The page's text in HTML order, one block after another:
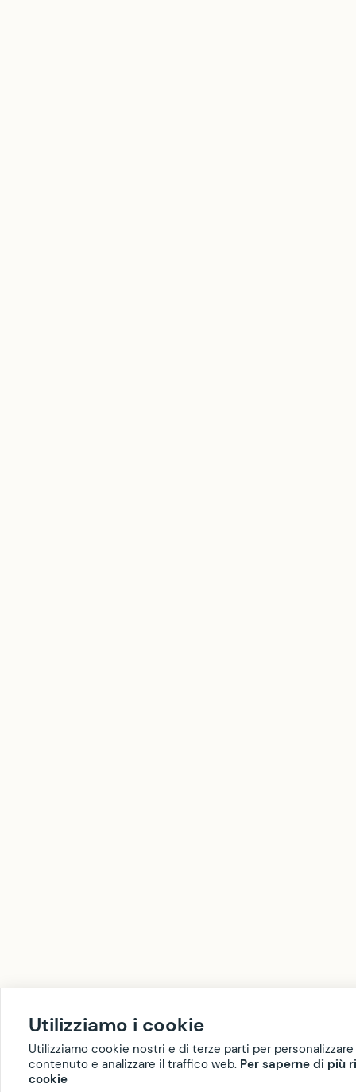
Utilizziamo i cookie
Utilizziamo cookie nostri e di terze parti per personalizzare
contenuto e analizzare il traffico web. Per saperne di più
cookie